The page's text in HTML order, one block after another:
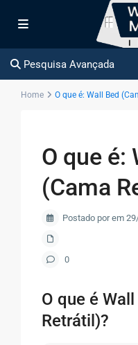
Pesquisa Avançada
Home O que é: Wall Bed
O que é:
(Cama
Postado por em
0
O que é
Retrátil)?